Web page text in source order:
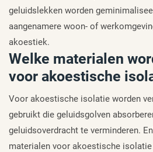
geluidslekken worden
aangenamere woon- of
akoestiek.
Welke materialen
voor akoestische
Voor akoestische isolatie worden
gebruikt die geluidsgolven
geluidsoverdracht te verminderen.
materialen voor akoestische